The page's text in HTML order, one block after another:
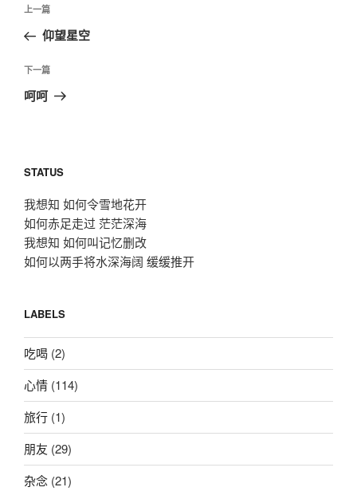
导
航
上
一
文
章
上一篇
仰望星空
下
一
下一篇
呵呵
STATUS
我想知 如何令雪地花开
如何赤足走过 茫茫深海
我想知 如何叫记忆删改
如何以两手将水深海阔 缓缓推开
LABELS
吃喝 (2)
心情 (114)
旅行 (1)
朋友 (29)
杂念 (21)